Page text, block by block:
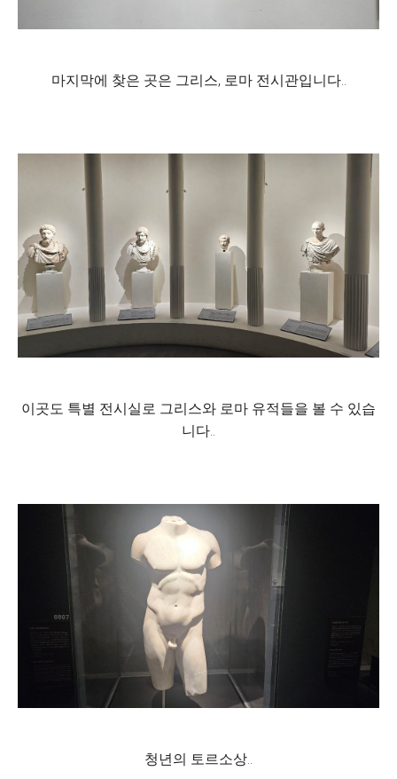
마지막에 찾은 곳은 그리스, 로마 전시관입니다..
이곳도 특별 전시실로 그리스와 로마 유적들을 볼 수 있습
니다..
청년의 토르소상..